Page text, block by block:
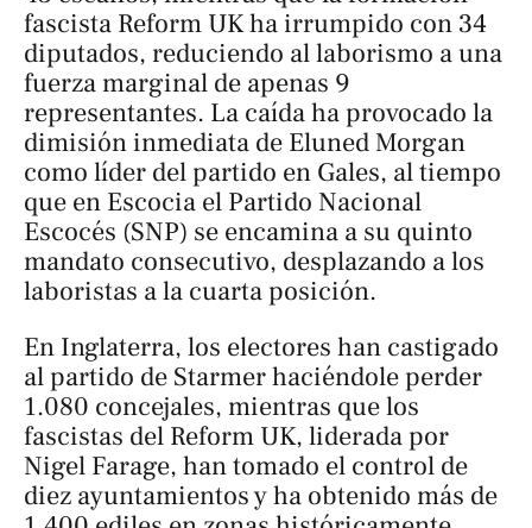
fascista Reform UK ha irrumpido con 34
diputados, reduciendo al laborismo a una
fuerza marginal de apenas 9
representantes. La caída ha provocado la
dimisión inmediata de Eluned Morgan
como líder del partido en Gales, al tiempo
que en Escocia el Partido Nacional
Escocés (SNP) se encamina a su quinto
mandato consecutivo, desplazando a los
laboristas a la cuarta posición.
En Inglaterra, los electores han castigado
al partido de Starmer haciéndole perder
1.080 concejales, mientras que los
fascistas del Reform UK, liderada por
Nigel Farage, han tomado el control de
diez ayuntamientos y ha obtenido más de